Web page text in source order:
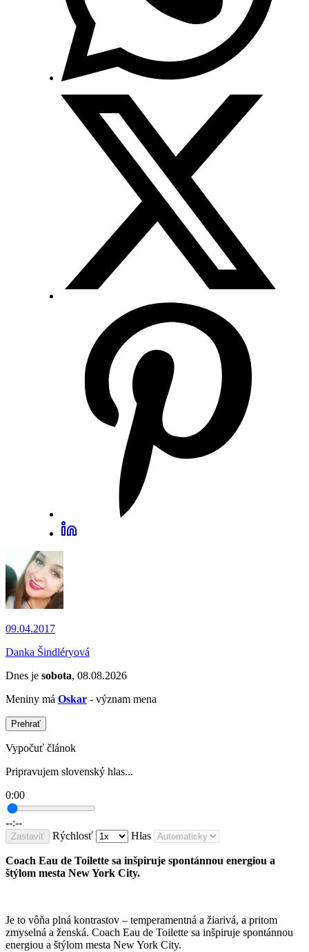
09.04.2017
Danka Šindléryová
Dnes je sobota, 08.08.2026
Meniny má Oskar - význam mena
Prehrať
Vypočuť článok
Pripravujem slovenský hlas...
0:00
--:--
Zastaviť Rýchlosť Hlas
Coach Eau de Toilette sa inšpiruje spontánnou energiou a
štýlom mesta New York City.
Je to vôňa plná kontrastov – temperamentná a žiarivá, a pritom
zmyselná a ženská. Coach Eau de Toilette sa inšpiruje spontánnou
energiou a štýlom mesta New York City.